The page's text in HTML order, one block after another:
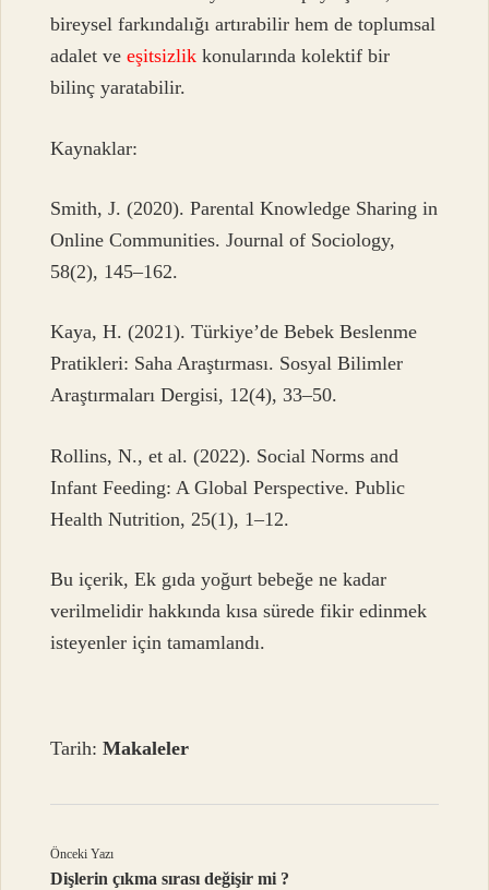
bireysel farkındalığı artırabilir hem de toplumsal
adalet veeşitsizlik konularında kolektif bir
bilinç yaratabilir.
Kaynaklar:
Smith, J. (2020). Parental Knowledge Sharing in
Online Communities. Journal of Sociology,
58(2), 145–162.
Kaya, H. (2021). Türkiye’de Bebek Beslenme
Pratikleri: Saha Araştırması. Sosyal Bilimler
Araştırmaları Dergisi, 12(4), 33–50.
Rollins, N., et al. (2022). Social Norms and
Infant Feeding: A Global Perspective. Public
Health Nutrition, 25(1), 1–12.
Bu içerik, Ek gıda yoğurt bebeğe ne kadar
verilmelidir hakkında kısa sürede fikir edinmek
isteyenler için tamamlandı.
Tarih:Makaleler
Önceki Yazı
Dişlerin çıkma sırası değişir mi ?